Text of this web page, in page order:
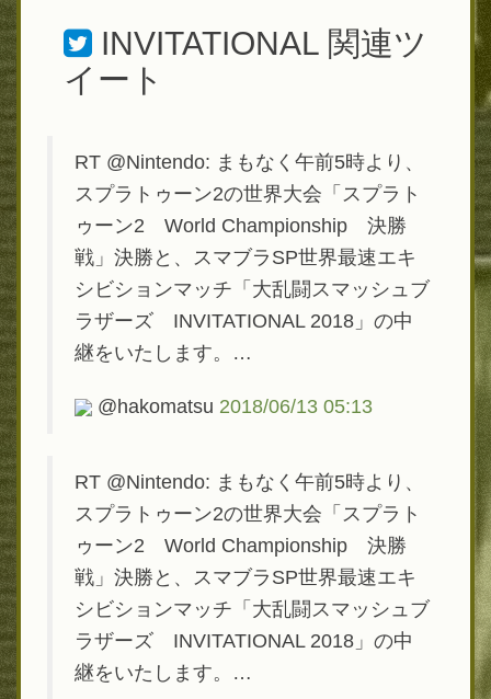
INVITATIONAL 関連ツ
イート
RT @Nintendo: まもなく午前5時より、
スプラトゥーン2の世界大会「スプラト
ゥーン2 World Championship 決勝
戦」決勝と、スマブラSP世界最速エキ
シビションマッチ「大乱闘スマッシュブ
ラザーズ INVITATIONAL 2018」の中
継をいたします。…
@hakomatsu 2018/06/13 05:13
RT @Nintendo: まもなく午前5時より、
スプラトゥーン2の世界大会「スプラト
ゥーン2 World Championship 決勝
戦」決勝と、スマブラSP世界最速エキ
シビションマッチ「大乱闘スマッシュブ
ラザーズ INVITATIONAL 2018」の中
継をいたします。…